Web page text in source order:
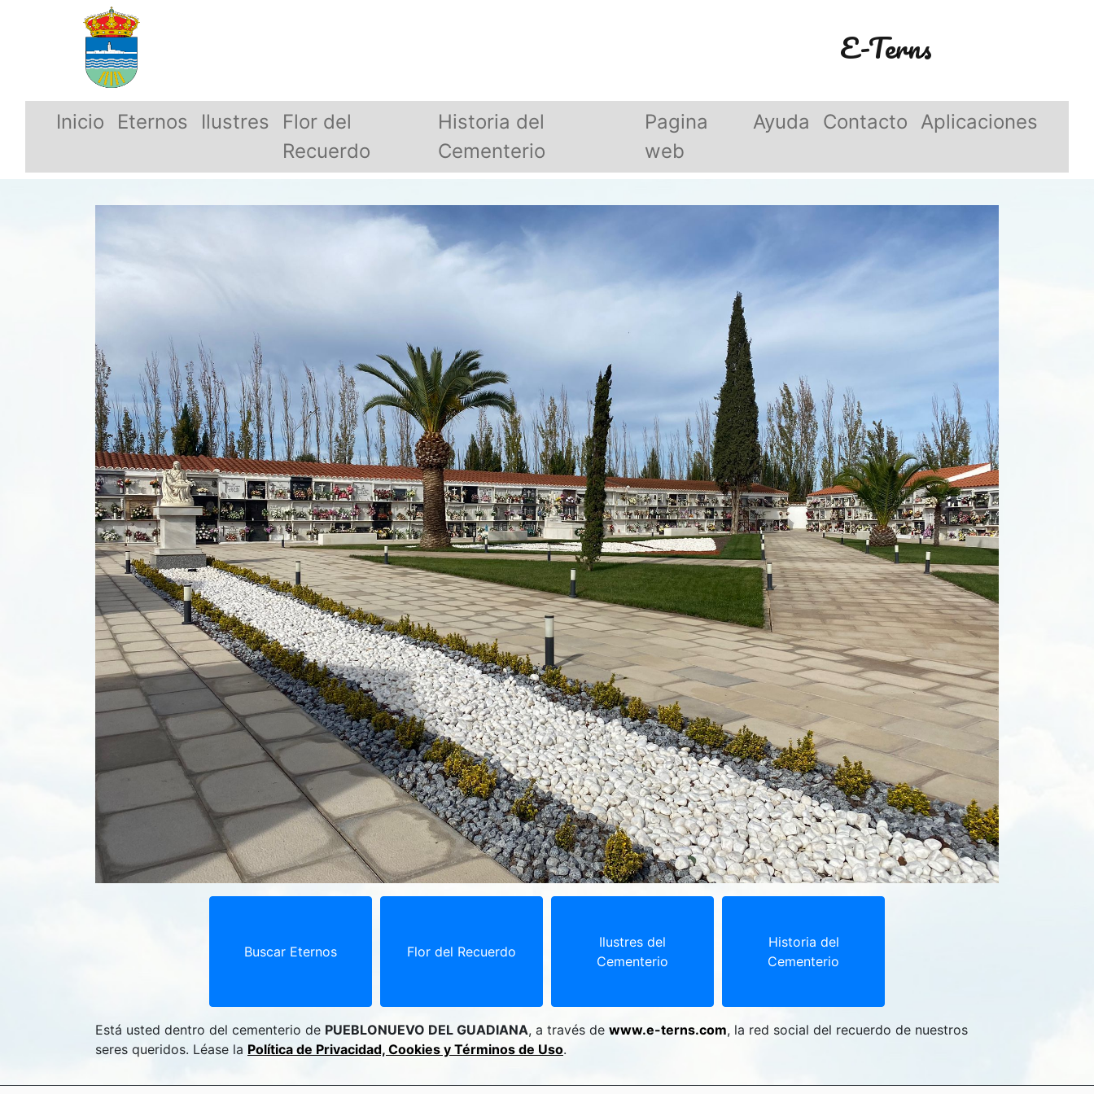
E-Terns
Inicio Eternos Ilustres
Flor del
Recuerdo
Historia del
Cementerio
Pagina
web
Ayuda Contacto Aplicaciones
Buscar Eternos Flor del Recuerdo
Ilustres del
Cementerio
Historia del
Cementerio
Está usted dentro del cementerio de PUEBLONUEVO DEL GUADIANA, a través de www.e-terns.com, la red social del recuerdo de nuestros
seres queridos. Léase la Política de Privacidad, Cookies y Términos de Uso.